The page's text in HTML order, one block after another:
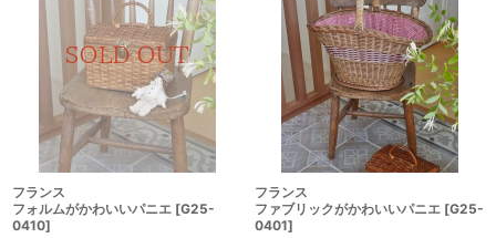
フランス
フォルムがかわいいパニエ [G25-
0410]
フランス
ファブリックがかわいいパニエ [G25-
0401]